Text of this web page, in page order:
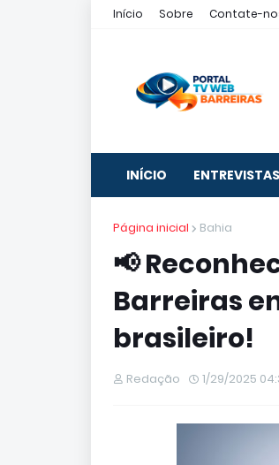
Início Sobre Contate-
INÍCIO ENTREVISTAS
Página inicial Bahia
📢
Barreiras
brasileiro!
Redação 1/29/2025